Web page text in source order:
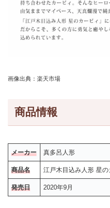
画像出典：楽天市場
商品情報
メーカー 真多呂人形
商品名 江戸木目込み人形 星の
発売日 2020年9月